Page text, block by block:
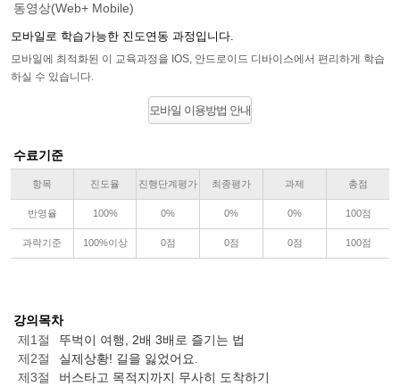
동영상(Web+ Mobile)
모바일로 학습가능한 진도연동 과정입니다.
모바일에 최적화된 이 교육과정을 IOS, 안드로이드 디바이스에서 편리하게 학습
하실 수 있습니다.
모바일 이용방법 안내
수료기준
항목 진도율 진행단계평가 최종평가 과제 총점
반영율 100% 0% 0% 0% 100점
과락기준 100%이상 0점 0점 0점 100점
강의목차
제1절
뚜벅이 여행, 2배 3배로 즐기는 법
제2절
실제상황! 길을 잃었어요.
제3절
버스타고 목적지까지 무사히 도착하기